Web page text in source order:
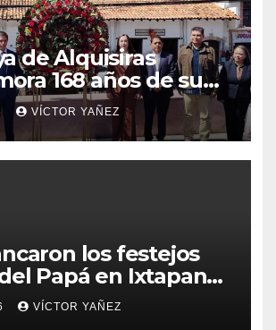
de Alquisiras
168 años de su
VÍCTOR YAÑEZ
los festejos
Papá en Ixtapan
VÍCTOR YAÑEZ